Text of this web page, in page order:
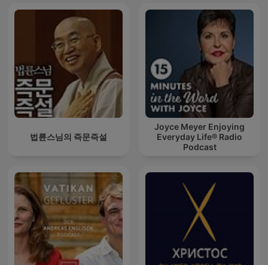
법륜스님의 즉문즉설
Joyce Meyer Enjoying
Everyday Life® Radio
Podcast